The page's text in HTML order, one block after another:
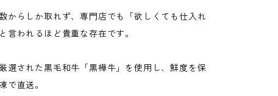
からしか取れず、専門店でも「欲しくても仕入れ
言われるほど貴重な存在です。
選された黒毛和牛「黒樺牛」を使用し、鮮度を保
で直送。